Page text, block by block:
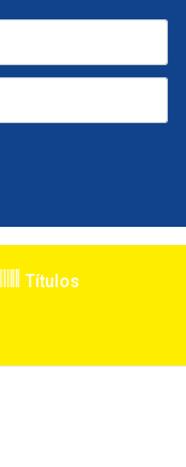
Títulos